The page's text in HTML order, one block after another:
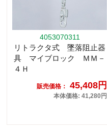
4053070311
リトラクタ式 墜落阻止器
具 マイブロック ＭＭ－
４Ｈ
販売価格： 45,408円
本体価格: 41,280円